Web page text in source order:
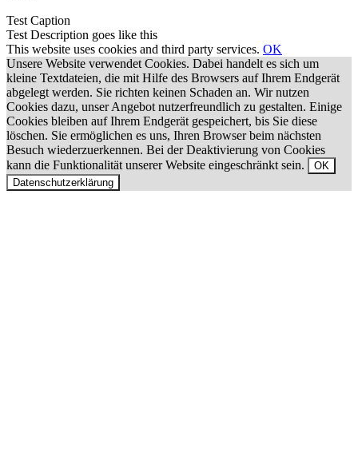
Test Caption
Test Description goes like this
This website uses cookies and third party services. OK
Unsere Website verwendet Cookies. Dabei handelt es sich um
kleine Textdateien, die mit Hilfe des Browsers auf Ihrem Endgerät
abgelegt werden. Sie richten keinen Schaden an. Wir nutzen
Cookies dazu, unser Angebot nutzerfreundlich zu gestalten. Einige
Cookies bleiben auf Ihrem Endgerät gespeichert, bis Sie diese
löschen. Sie ermöglichen es uns, Ihren Browser beim nächsten
Besuch wiederzuerkennen. Bei der Deaktivierung von Cookies
kann die Funktionalität unserer Website eingeschränkt sein.
OK
Datenschutzerklärung